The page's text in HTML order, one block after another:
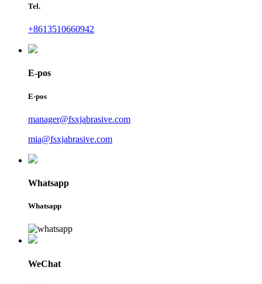
Tel.
+8613510660942
E-pos
E-pos
manager@fsxjabrasive.com
mia@fsxjabrasive.com
Whatsapp
Whatsapp
WeChat